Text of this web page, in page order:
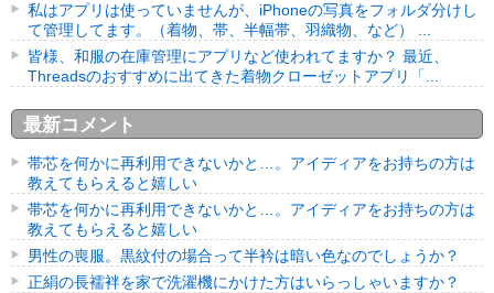
私はアプリは使っていませんが、iPhoneの写真をフォルダ分けし
て管理してます。（着物、帯、半幅帯、羽織物、など） ...
皆様、和服の在庫管理にアプリなど使われてますか？ 最近、
Threadsのおすすめに出てきた着物クローゼットアプリ「...
最新コメント
帯芯を何かに再利用できないかと…。アイディアをお持ちの方は
教えてもらえると嬉しい
帯芯を何かに再利用できないかと…。アイディアをお持ちの方は
教えてもらえると嬉しい
男性の喪服。黒紋付の場合って半衿は暗い色なのでしょうか？
正絹の長襦袢を家で洗濯機にかけた方はいらっしゃいますか？